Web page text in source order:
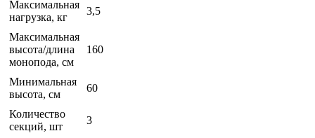
Максимальная
нагрузка, кг
3,5
Максимальная
высота/длина
монопода, см
160
Минимальная
высота, см
60
Количество
секций, шт
3